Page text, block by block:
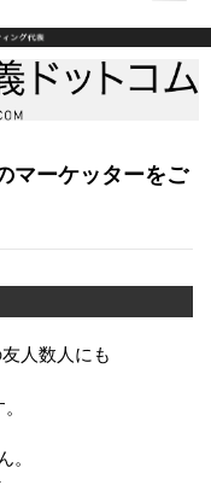
マーケッターをご
人数人にも
。